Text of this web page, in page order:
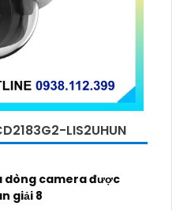
LIS2UHUN
dòng camera được
giải 8